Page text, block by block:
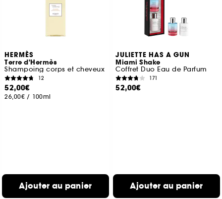
HERMÈS
Terre d'Hermès
Shampoing corps et cheveux
12
52,00€
26,00€ / 100ml
Ajouter au panier
JULIETTE HAS A GUN
Miami Shake
Coffret Duo Eau de Parfum
171
52,00€
Ajouter au panier